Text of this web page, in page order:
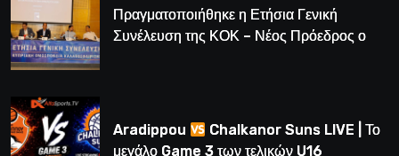
Πραγματοποιήθηκε η Ετήσια Γενική
Συνέλευση της ΚΟΚ – Νέος Πρόεδρος ο
Aradippou
Chalkanor Suns LIVE | Το
μεγάλο Game 3 των τελικών U16